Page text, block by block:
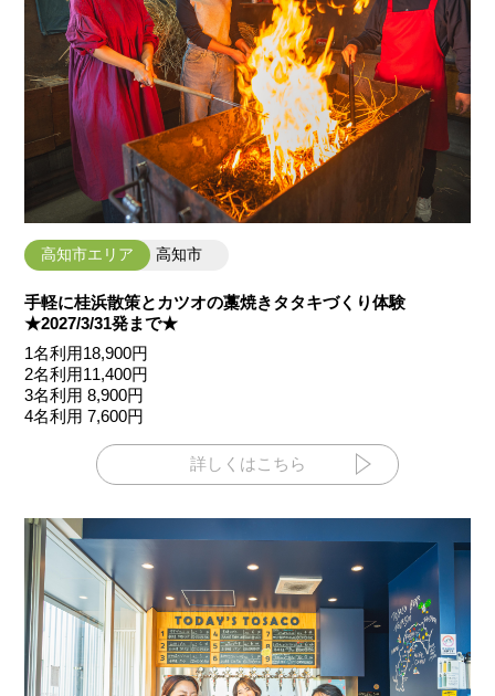
高知市エリア 高知市
手軽に桂浜散策とカツオの藁焼きタタキづくり体験
★2027/3/31発まで★
1名利用18,900円
2名利用11,400円
3名利用 8,900円
4名利用 7,600円
詳しくはこちら